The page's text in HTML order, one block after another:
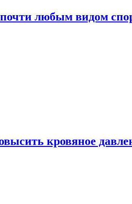
любым видом
кровяное